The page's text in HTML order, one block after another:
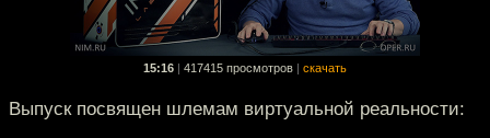
15:16 417415 просмотров скачать
Выпуск посвящен шлемам виртуальной реальности: